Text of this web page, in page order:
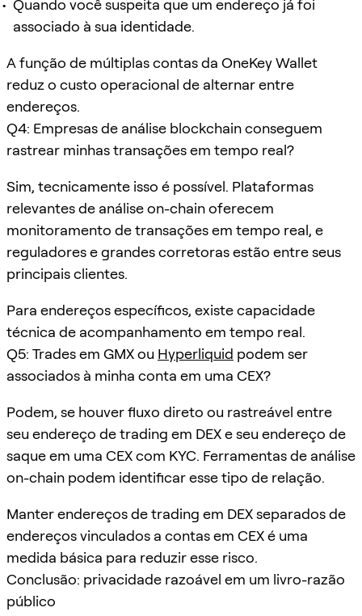
Quando você suspeita que um endereço já foi
associado à sua identidade.
A função de múltiplas contas da OneKey Wallet
reduz o custo operacional de alternar entre
endereços.
Q4: Empresas de análise blockchain conseguem
rastrear minhas transações em tempo real?
Sim, tecnicamente isso é possível. Plataformas
relevantes de análise on-chain oferecem
monitoramento de transações em tempo real, e
reguladores e grandes corretoras estão entre seus
principais clientes.
Para endereços específicos, existe capacidade
técnica de acompanhamento em tempo real.
Q5: Trades em GMX ou Hyperliquid podem ser
associados à minha conta em uma CEX?
Podem, se houver fluxo direto ou rastreável entre
seu endereço de trading em DEX e seu endereço de
saque em uma CEX com KYC. Ferramentas de análise
on-chain podem identificar esse tipo de relação.
Manter endereços de trading em DEX separados de
endereços vinculados a contas em CEX é uma
medida básica para reduzir esse risco.
Conclusão: privacidade razoável em um livro-razão
público